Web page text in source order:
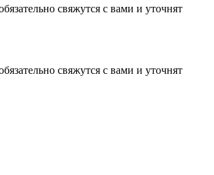
свяжутся с вами и уточнят
свяжутся с вами и уточнят